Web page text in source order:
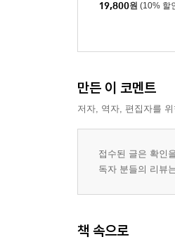
19,800원 (10% 할
만든 이 코멘트
저자, 역자, 편집자를
접수된 글은 확인
독자 분들의 리뷰
책 속으로